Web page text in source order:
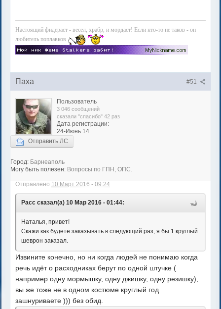
Настоящий фидераст - весел, храбр, и мордаст! Если кто-то не таков - он
любитель поплавков
#51
Паха
Пользователь
3 046 сообщений
сказали "спасибо" 42 раз
Дата регистрации:
24-Июнь 14
Отправить ЛС
Город: Барнеаполь
Могу быть полезен: Вопросы по ГПН, ОПС.
Отправлено 10 Март 2016 - 09:24
Расс сказал(а) 10 Мар 2016 - 01:44:
Наталья, привет!
Скажи как будете заказывать в следующий раз, я бы 1 круглый
шеврон заказал.
Извините конечно, но ни когда людей не понимаю когда
речь идёт о расходниках берут по одной штучке (
например одну мормышку, одну джишку, одну резишку),
вы же тоже не в одном костюме круглый год
зашнуриваете ))) без обид.